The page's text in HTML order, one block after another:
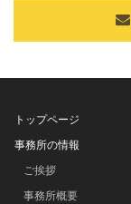
トップページ
事務所の情報
ご挨拶
事務所概要